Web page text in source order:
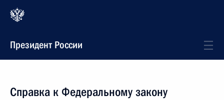
Президент России
Справка к Федеральному закону